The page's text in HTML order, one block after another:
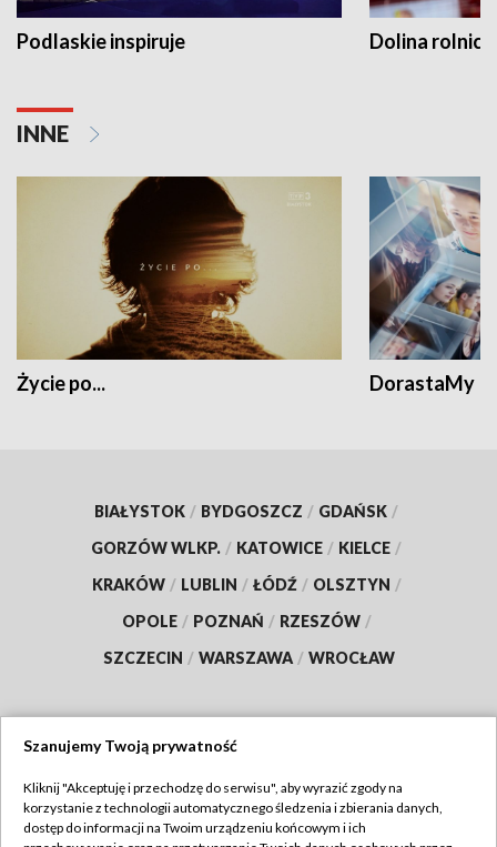
Podlaskie inspiruje Dolina
INNE
Życie po... DorastaMy
BIAŁYSTOK / BYDGOSZCZ / GDAŃSK /
GORZÓW WLKP. / KATOWICE / KIELCE /
KRAKÓW / LUBLIN / ŁÓDŹ / OLSZTYN /
OPOLE / POZNAŃ / RZESZÓW /
SZCZECIN / WARSZAWA / WROCŁAW
TVP
Szanujemy Twoją prywatność
Kliknij "Akceptuję i przechodzę do serwisu", aby wyrazić zgody na
korzystanie z technologii automatycznego śledzenia i zbierania danych,
dostęp do informacji na Twoim urządzeniu końcowym i ich